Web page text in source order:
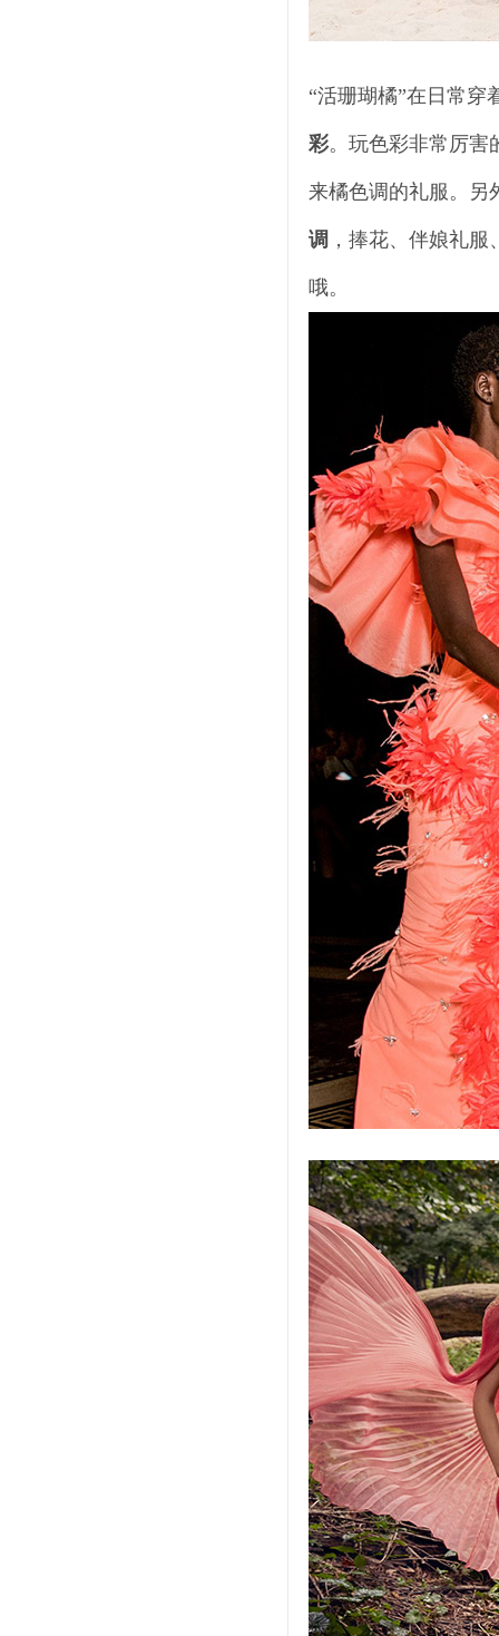
“活珊瑚橘”在日常穿
彩。玩色彩非常厉害
来橘色调的礼服。另
调 ，捧花、伴娘礼
哦。